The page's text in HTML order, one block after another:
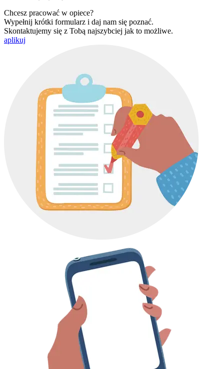
Chcesz pracować w opiece?
Wypełnij krótki formularz i daj nam się poznać.
Skontaktujemy się z Tobą najszybciej jak to możliwe.
aplikuj